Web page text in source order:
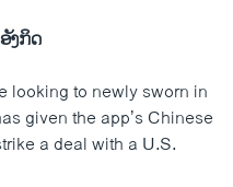
ງກິດ
looking to newly sworn in
given the app’s Chinese
a deal with a U.S.